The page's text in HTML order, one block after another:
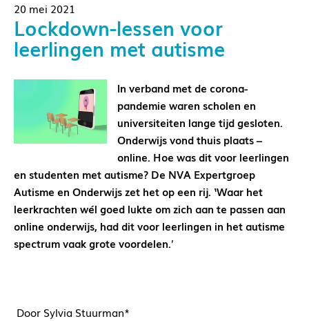
20 mei 2021
Lockdown-lessen voor
leerlingen met autisme
In verband met de corona-
pandemie waren scholen en
universiteiten lange tijd gesloten.
Onderwijs vond thuis plaats –
online. Hoe was dit voor leerlingen
en studenten met autisme? De NVA Expertgroep
Autisme en Onderwijs zet het op een rij. ‘Waar het
leerkrachten wél goed lukte om zich aan te passen aan
online onderwijs, had dit voor leerlingen in het autisme
spectrum vaak grote voordelen.’
Door Sylvia Stuurman*